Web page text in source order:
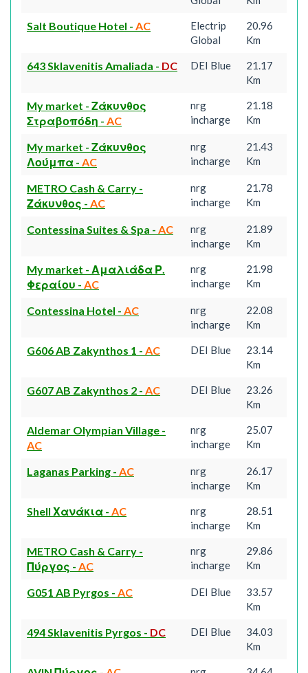
Salt Boutique Hotel - AC
Electrip
Global
20.96
Km
643 Sklavenitis Amaliada - DC DEI Blue
21.17
Km
My market - Ζάκυνθος
Στραβοπόδη - AC
nrg
incharge
21.18
Km
My market - Ζάκυνθος
Λούμπα - AC
nrg
incharge
21.43
Km
METRO Cash & Carry -
Ζάκυνθος - AC
nrg
incharge
21.78
Km
Contessina Suites & Spa - AC
nrg
incharge
21.89
Km
My market - Αμαλιάδα Ρ.
Φεραίου - AC
nrg
incharge
21.98
Km
Contessina Hotel - AC
nrg
incharge
22.08
Km
G606 AB Zakynthos 1 - AC DEI Blue
23.14
Km
G607 AB Zakynthos 2 - AC DEI Blue
23.26
Km
Aldemar Olympian Village -
AC
nrg
incharge
25.07
Km
Laganas Parking - AC
nrg
incharge
26.17
Km
Shell Χανάκια - AC
nrg
incharge
28.51
Km
METRO Cash & Carry -
Πύργος - AC
nrg
incharge
29.86
Km
G051 AB Pyrgos - AC DEI Blue
33.57
Km
494 Sklavenitis Pyrgos - DC DEI Blue
34.03
Km